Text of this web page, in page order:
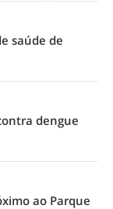
saúde de
dengue
ao Parque